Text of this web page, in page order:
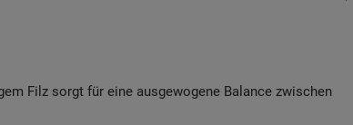
Filz sorgt für eine ausgewogene Balance zwischen